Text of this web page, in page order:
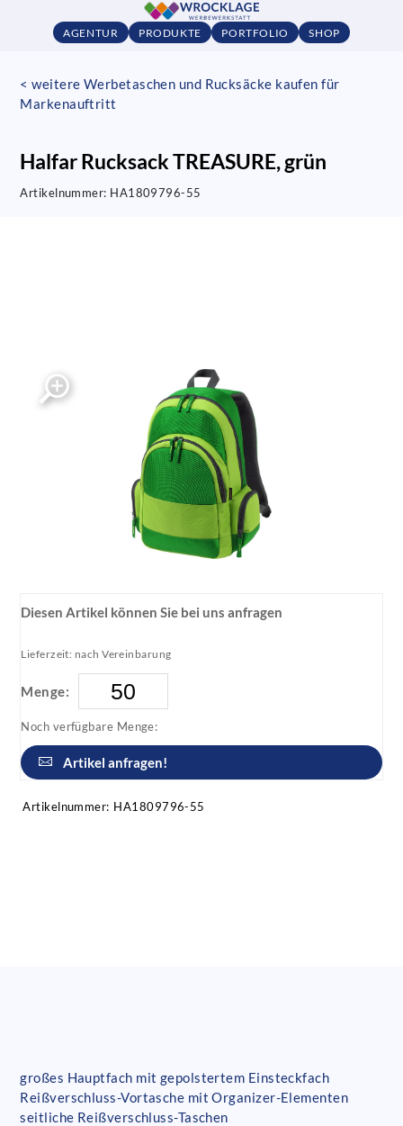
AGENTUR PRODUKTE PORTFOLIO SHOP
< weitere Werbetaschen und Rucksäcke kaufen für
Markenauftritt
Halfar Rucksack TREASURE, grün
Artikelnummer: HA1809796-55
Diesen Artikel können Sie bei uns anfragen
Lieferzeit: nach Vereinbarung
Menge:
Noch verfügbare Menge:
Artikel anfragen!
Artikelnummer: HA1809796-55
großes Hauptfach mit gepolstertem Einsteckfach
Reißverschluss-Vortasche mit Organizer-Elementen
seitliche Reißverschluss-Taschen